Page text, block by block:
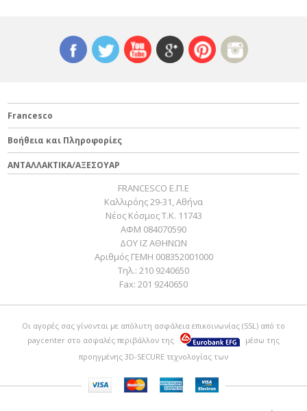
Francesco
Βοήθεια και Πληροφορίες
ΑΝΤΑΛΛΑΚΤΙΚΑ/ΑΞΕΣΟΥΑΡ
FRANCESCO Ε.Π.Ε
Καλλιρόης 29-31, Αθήνα
Νέος Κόσμος Τ.Κ. 11743
ΑΦΜ 084070590
ΔΟΥ ΙΖ ΑΘΗΝΩΝ
Αριθμός ΓΕΜΗ 008352001000
Τηλ.: 210 9240650
Fax: 201 9240650
Οι αγορές σας γίνονται με απόλυτη ασφάλεια επικοινωνίας (SSL) από το
paycenter στο ασφαλές περιβάλλον της
μέσω της
προηγμένης 3D-SECURE τεχνολογίας των